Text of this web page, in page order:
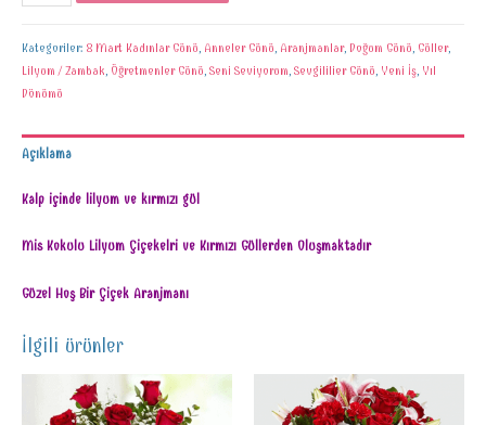
Kategoriler: 8 Mart Kadınlar Günü, Anneler Günü, Aranjmanlar, Doğum Günü, Güller,
Lilyum / Zambak, Öğretmenler Günü, Seni Seviyorum, Sevgililier Günü, Yeni İş, Yıl
Dönümü
Açıklama
Kalp içinde lilyum ve kırmızı gül
Mis Kokulu Lilyum Çiçekelri ve Kırmızı Güllerden Oluşmaktadır
Güzel Hoş Bir Çiçek Aranjmanı
İlgili ürünler